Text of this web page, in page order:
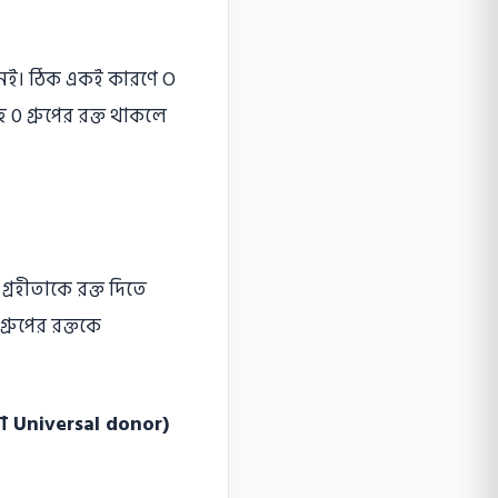
ঠিক একই কারণে O
0 গ্রুপের রক্ত থাকলে
রক্ত দিতে
রক্তকে
Universal donor)